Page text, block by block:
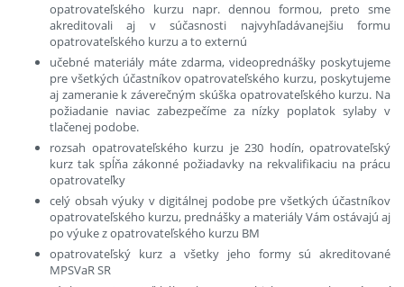
opatrovateľského kurzu napr. dennou formou, preto sme
akreditovali aj v súčasnosti najvyhľadávanejšiu formu
opatrovateľského kurzu a to externú
učebné materiály máte zdarma, videoprednášky poskytujeme
pre všetkých účastníkov opatrovateľského kurzu, poskytujeme
aj zameranie k záverečným skúška opatrovateľského kurzu. Na
požiadanie naviac zabezpečíme za nízky poplatok sylaby v
tlačenej podobe.
rozsah opatrovateľského kurzu je 230 hodín, opatrovateľský
kurz tak spĺňa zákonné požiadavky na rekvalifikaciu na prácu
opatrovateľky
celý obsah výuky v digitálnej podobe pre všetkých účastníkov
opatrovateľského kurzu, prednášky a materiály Vám ostávajú aj
po výuke z opatrovateľského kurzu BM
opatrovateľský kurz a všetky jeho formy sú akreditované
MPSVaR SR